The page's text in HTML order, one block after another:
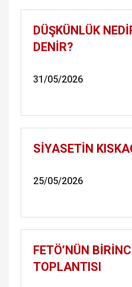
DÜŞKÜNLÜK
DENİR?
31/05/2026
SİYASETİN
25/05/2026
FETÖ’NÜN
TOPLANTISI